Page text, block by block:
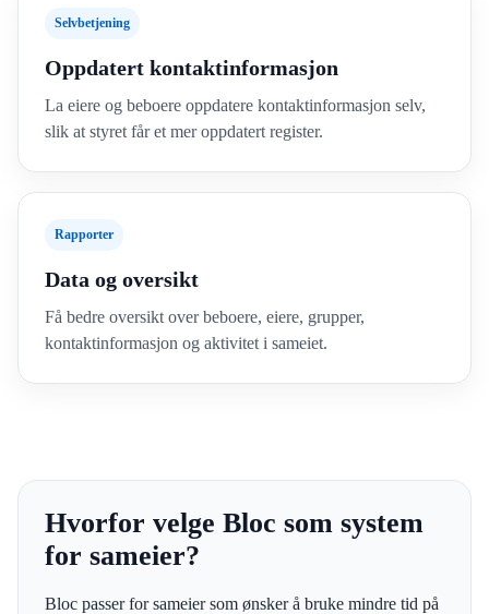
Selvbetjening
Oppdatert kontaktinformasjon
La eiere og beboere oppdatere kontaktinformasjon selv,
slik at styret får et mer oppdatert register.
Rapporter
Data og oversikt
Få bedre oversikt over beboere, eiere, grupper,
kontaktinformasjon og aktivitet i sameiet.
Hvorfor velge Bloc som system
for sameier?
Bloc passer for sameier som ønsker å bruke mindre tid på